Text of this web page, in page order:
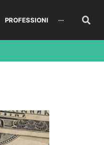
PROFESSIONI ···